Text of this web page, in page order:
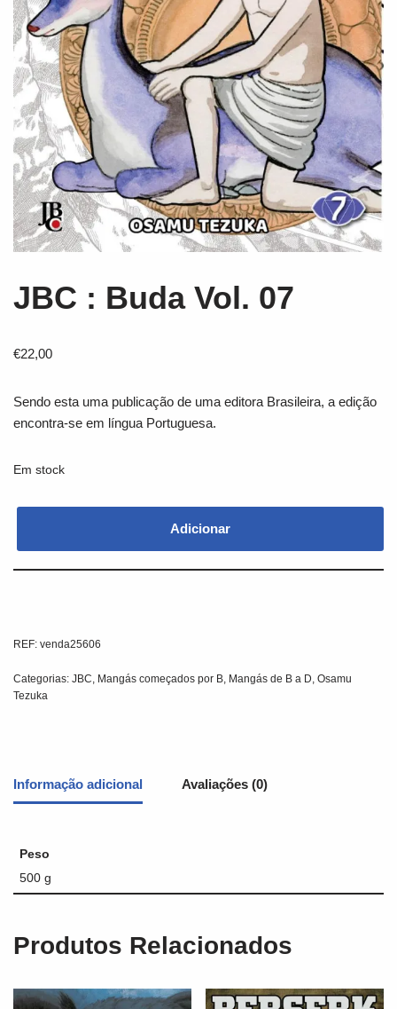
JBC : Buda Vol. 07
€22,00
Sendo esta uma publicação de uma editora Brasileira, a edição
encontra-se em língua Portuguesa.
Em stock
Adicionar
REF: venda25606
Categorias: JBC, Mangás começados por B, Mangás de B a D, Osamu
Tezuka
Informação adicional Avaliações (0)
Peso
500 g
Produtos Relacionados